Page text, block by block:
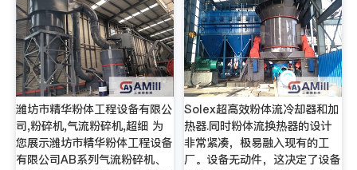
潍坊市精华粉体工程设备有限公
司,粉碎机,气流粉碎机,超细 为
您展示潍坊市精华粉体工程设备
有限公司AB系列气流粉碎机、
Solex超高效粉体流冷却器和加
热器.同时粉体流换热器的设计
非常紧凑，极易融入现有的工
厂。设备无动件，这决定了设备